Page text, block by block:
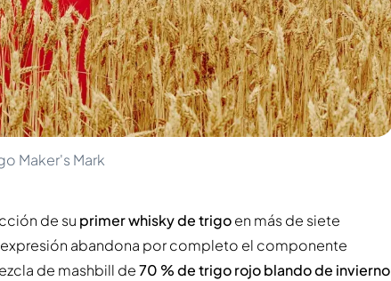
Maker's Mark
de su primer whisky de trigoen más de siete
expresión abandona por completo el componente
de mashbill de70 % de trigo rojo blando de invierno